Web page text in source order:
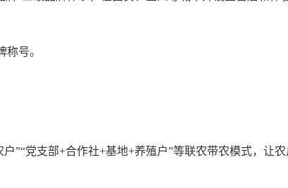
号。
党支部+合作社+基地+养殖户”等联农带农模式，让